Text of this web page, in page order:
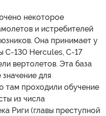
некоторое
и истребителей
Она принимает у
С-130 Hercules, C-17
вертолетов. Эта база
для
там проходили обучение
из числа
Риги (главы преступной